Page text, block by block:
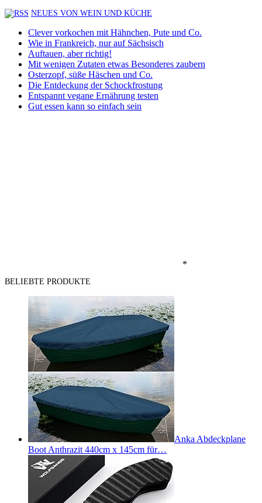
NEUES VON WEIN UND KÜCHE
Clever vorkochen mit Hähnchen, Pute und Co.
Wie in Frankreich, nur auf Sächsisch
Auftauen, aber richtig!
Mit wenigen Zutaten etwas Besonderes zaubern
Osterzopf, süße Häschen und Co.
Die Entdeckung der Schockfrostung
Entspannt vegane Ernährung testen
Gut essen kann so einfach sein
*
BELIEBTE PRODUKTE
Anka Abdeckplane
Boot Anthrazit 440cm x 145cm für…